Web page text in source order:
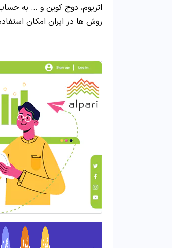
اتریوم، دوج کوین و … به
روش ها در ایران امکان